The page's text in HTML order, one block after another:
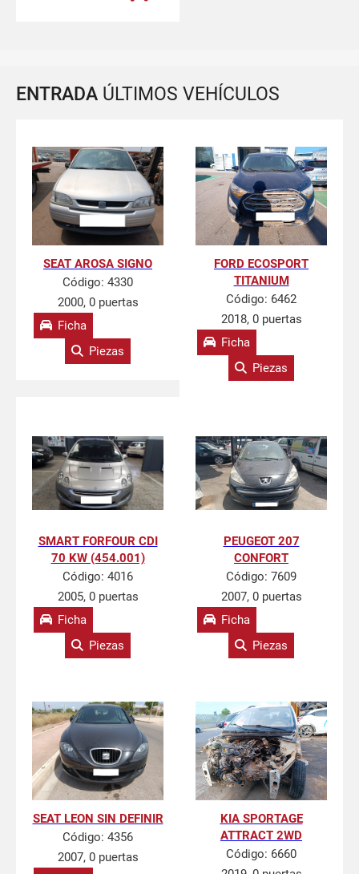
ENTRADA ÚLTIMOS VEHÍCULOS
SEAT AROSA SIGNO
Código: 4330
2000, 0 puertas
Ficha
Piezas
FORD ECOSPORT
TITANIUM
Código: 6462
2018, 0 puertas
Ficha
Piezas
SMART FORFOUR CDI
70 KW (454.001)
Código: 4016
2005, 0 puertas
Ficha
Piezas
PEUGEOT 207
CONFORT
Código: 7609
2007, 0 puertas
Ficha
Piezas
SEAT LEON SIN DEFINIR
Código: 4356
2007, 0 puertas
KIA SPORTAGE
ATTRACT 2WD
Código: 6660